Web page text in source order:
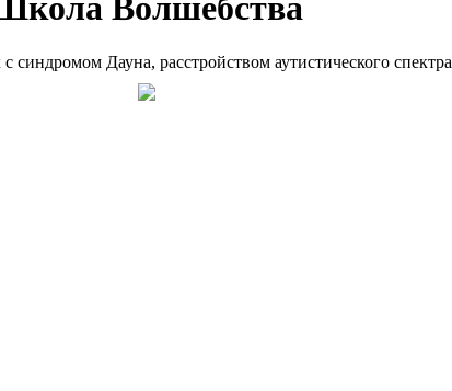
Волшебства
синдромом Дауна, расстройством аутистического спектра